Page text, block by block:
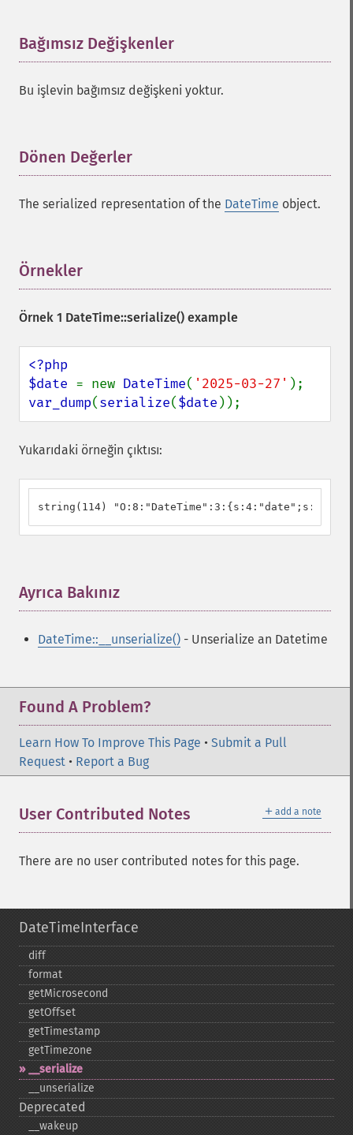
Bağımsız Değişkenler
Bu işlevin bağımsız değişkeni yoktur.
Dönen Değerler
The serialized representation of the DateTime object.
Örnekler
Örnek 1 DateTime::serialize() example
<?php
$date = new DateTime( '2025-03-27'
var_dump(serialize($date ));
Yukarıdaki örneğin çıktısı:
string(114)
Ayrıca Bakınız
DateTime::__unserialize() - Unserialize an Datetime
Found A Problem?
Learn How To Improve This Page • Submit a Pull
Request • Report a Bug
＋ add a note
User Contributed Notes
There are no user contributed notes for this page.
DateTimeInterface
diff
format
getMicrosecond
getOffset
getTimestamp
getTimezone
_​_​serialize
_​_​unserialize
Deprecated
_​_​wakeup